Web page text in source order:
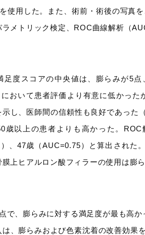
を使用した。また、術前・術後の写真
ラメトリック検定、ROC曲線解析（
足度スコアの中央値は、膨らみが5
において患者評価より有意に低かっ
し、医師間の信頼性も良好であった
歳以上の患者よりも高かった。
）、47歳（AUC=0.75）と算出され
膜上ヒアルロン酸フィラーの使用は膨
で、膨らみに対する満足度が最も高
は、膨らみおよび色素沈着の改善効果